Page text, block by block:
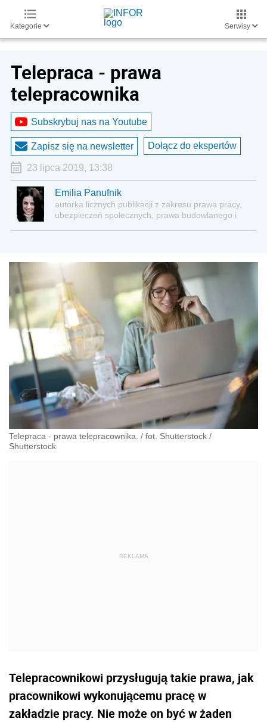
Kategorie Serwisy
Telepraca - prawa
telepracownika
Subskrybuj nas na Youtube
Zapisz się na newsletter Dołącz do ekspertów
23 lipca 2019, 13:38
Emilia Panufnik
autorka licznych publikacji z zakresu prawa pracy,
ubezpieczeń społecznych, prawa budowlanego i
Telepraca - prawa telepracownika. / fot. Shutterstock /
Shutterstock
Telepracownikowi przysługują takie prawa, jak
pracownikowi wykonującemu pracę w
zakładzie pracy. Nie może on być w żaden